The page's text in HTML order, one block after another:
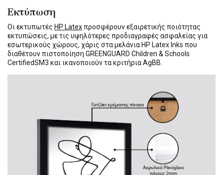
Εκτύπωση
Οι εκτυπωτές HP Latexπροσφέρουν εξαιρετικής ποιότητας
εκτυπώσεις, με τις υψηλότερες προδιαγραφές ασφαλείας για
εσωτερικούς χώρους, χάρις στα μελάνια HP Latex Inks που
διαθέτουν πιστοποίηση GREENGUARD Children & Schools
CertifiedSM3 και ικανοποιούν τα κριτήρια AgBB.